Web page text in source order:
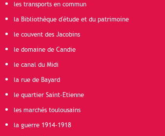
les transports en commun
la Bibliothèque d'étude et du patrimoine
le couvent des Jacobins
le domaine de Candie
le canal du Midi
la rue de Bayard
le quartier Saint-Etienne
les marchés toulousains
la guerre 1914-1918